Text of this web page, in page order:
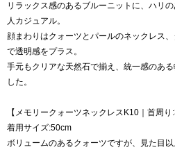
リラックス感のあるブルーニットに、ハリ
人カジュアル。
顔まわりはクォーツとパールのネックレス
で透明感をプラス。
手元もクリアな天然石で揃え、統一感のあ
した。
【メモリークォーツネックレスK10｜首周り
着用サイズ:50cm
ボリュームのあるクォーツですが、見た目